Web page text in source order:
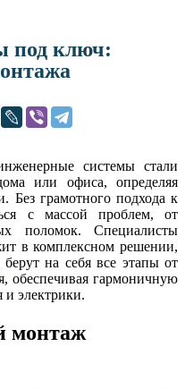
под ключ:
системы стали
или офиса, определяя
Без грамотного подхода к
с массой проблем, от
поломок. Специалисты
в комплексном решении,
берут на себя все этапы от
обеспечивая гармоничную
и электрики.
монтаж